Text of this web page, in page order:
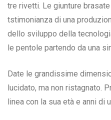
tre rivetti. Le giunture
tstimonianza di una
dello sviluppo della
le pentole partendo da una
Date le grandissime
lucidato, ma non ristagnato.
linea con la sua età e anni di